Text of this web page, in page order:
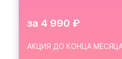
за 4 990 ₽
АКЦИЯ ДО КОНЦА